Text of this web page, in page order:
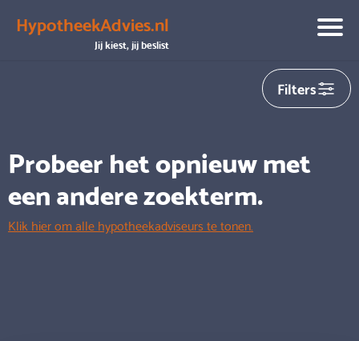
HypotheekAdvies.nl
Jij kiest, jij beslist
We hebben helaas0adviseurs gevonden die aansluiten op
jouw zoekopdracht
Filters
Probeer het opnieuw met
een andere zoekterm.
Klik hier om alle hypotheekadviseurs te tonen.